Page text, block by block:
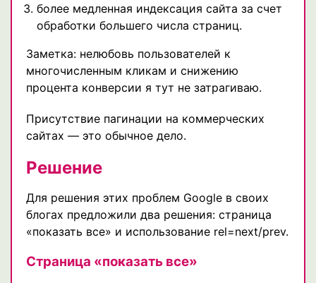
более медленная индексация сайта за счет
обработки большего числа страниц.
Заметка: нелюбовь пользователей к
многочисленным кликам и снижению
процента конверсии я тут не затрагиваю.
Присутствие пагинации на коммерческих
сайтах — это обычное дело.
Решение
Для решения этих проблем Google в своих
блогах предложили два решения: страница
«показать все» и использование rel=next/prev.
Страница «показать все»